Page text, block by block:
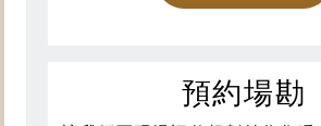
預約場勘